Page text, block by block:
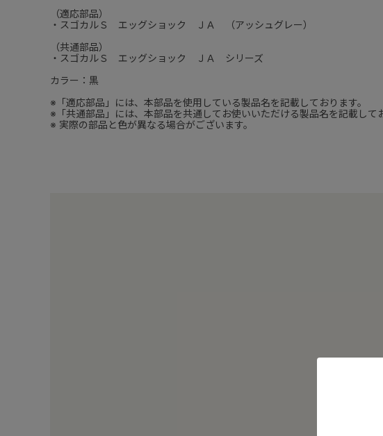
（適応部品）
・スゴカルＳ エッグショック ＪＡ （アッシュグレー）
（共通部品）
・スゴカルＳ エッグショック ＪＡ シリーズ
カラー：黒
※「適応部品」には、本部品を使用している製品名を記載しております。
※「共通部品」には、本部品を共通してお使いいただける製品名を記載して
※ 実際の部品と色が異なる場合がございます。